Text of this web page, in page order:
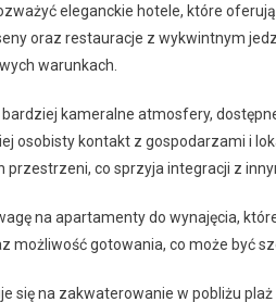
eleganckie hotele, które
oraz restauracje z wykwintnym
warunkach.
kameralne atmosfery,
osobisty kontakt z gospodarzami i
przestrzeni, co sprzyja integracji z
na apartamenty do wynajęcia,
możliwość gotowania, co może być
się na zakwaterowanie w pobliżu